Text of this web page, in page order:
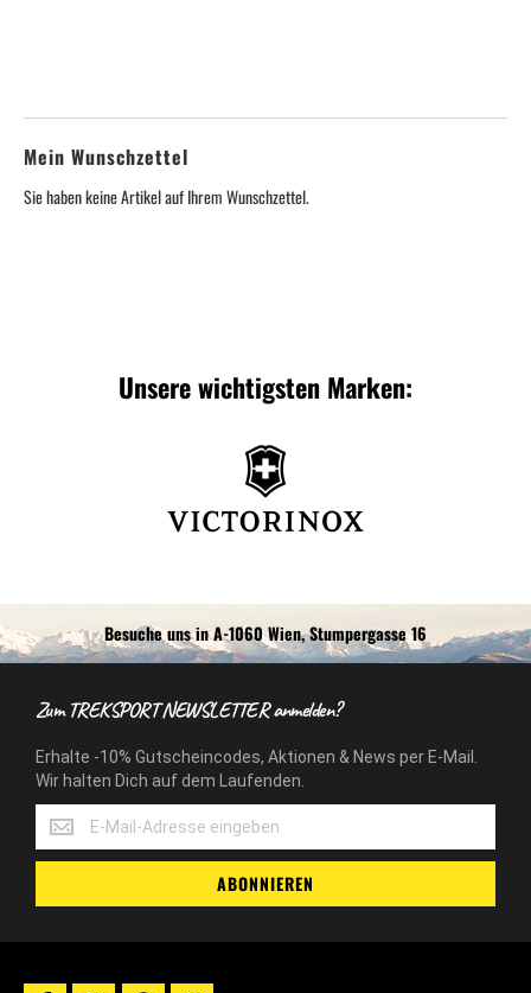
Mein Wunschzettel
Sie haben keine Artikel auf Ihrem Wunschzettel.
Unsere wichtigsten Marken:
Besuche uns in A-1060 Wien, Stumpergasse 16
Zum TREKSPORT NEWSLETTER anmelden?
Erhalte -10% Gutscheincodes, Aktionen & News per E-Mail.
Wir halten Dich auf dem Laufenden.
Erhalte
-10%
Gutscheincodes,
&
E-
ABONNIEREN